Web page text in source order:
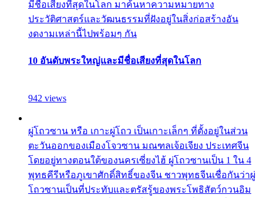
มีชื่อเสียงที่สุดในโลก มาค้นหาความหมายทาง
ประวัติศาสตร์และวัฒนธรรมที่ฝังอยู่ในสิ่งก่อสร้างอัน
งดงามเหล่านี้ไปพร้อมๆ กัน
10 อันดับพระใหญ่และมีชื่อเสียงที่สุดในโลก
942 views
ผู่โถวซาน หรือ เกาะผู่โถว เป็นเกาะเล็กๆ ที่ตั้งอยู่ในส่วน
ตะวันออกของเมืองโจวซาน มณฑลเจ้อเจียง ประเทศจีน
โดยอยู่ทางตอนใต้ของนครเซี่ยงไฮ้ ผู่โถวซานเป็น 1 ใน 4
พุทธคีรีหรือภูเขาศักดิ์สิทธิ์ของจีน ชาวพุทธจีนเชื่อกันว่าผู่
โถวซานเป็นที่ประทับและตรัสรู้ของพระโพธิสัตว์กวนอิม